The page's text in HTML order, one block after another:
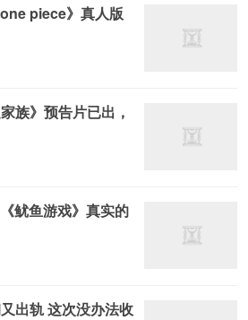
piece》真人版
族》预告片已出，
鱿鱼游戏》真实的
出轨 这次没办法收